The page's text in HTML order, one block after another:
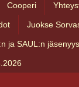
Cooperi
Juokse
ja SAUL:n jäsenyys